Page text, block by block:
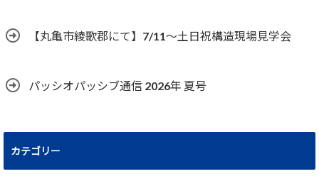
【丸亀市綾歌郡にて】7/11～土日祝構造現場見学会
パッシオパッシブ通信 2026年 夏号
カテゴリー